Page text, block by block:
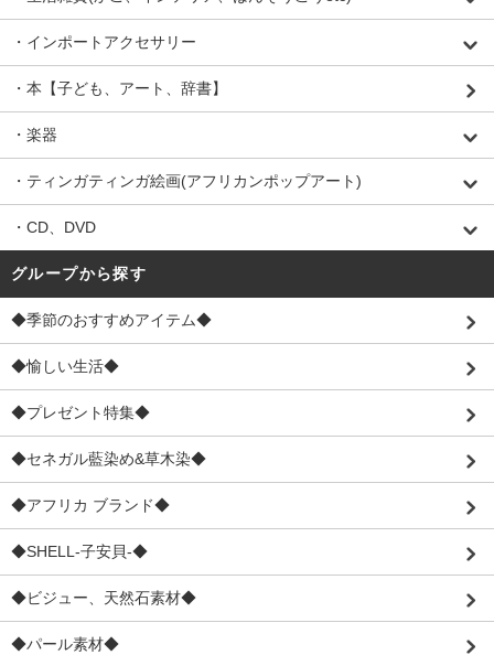
・インポートアクセサリー
・本【子ども、アート、辞書】
・楽器
・ティンガティンガ絵画(アフリカンポップアート)
・CD、DVD
グループから探す
◆季節のおすすめアイテム◆
◆愉しい生活◆
◆プレゼント特集◆
◆セネガル藍染め&草木染◆
◆アフリカ ブランド◆
◆SHELL-子安貝-◆
◆ビジュー、天然石素材◆
◆パール素材◆